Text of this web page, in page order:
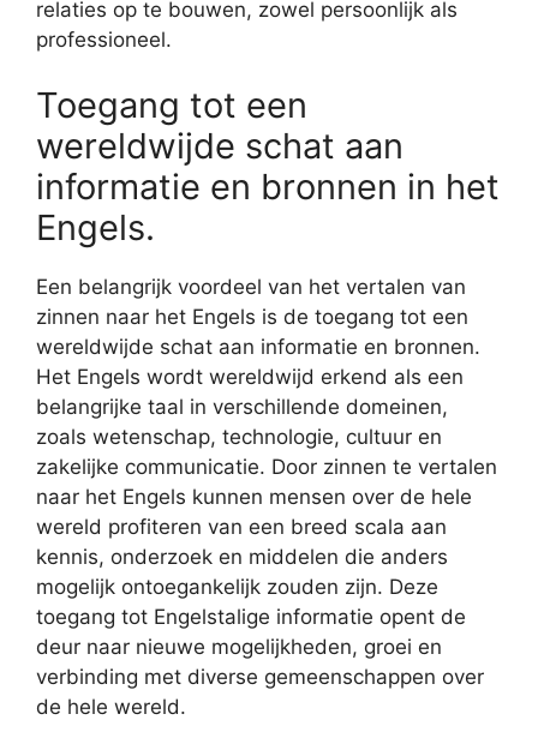
relaties op te bouwen, zowel persoonlijk als
professioneel.
Toegang tot een
wereldwijde schat aan
informatie en bronnen in het
Engels.
Een belangrijk voordeel van het vertalen van
zinnen naar het Engels is de toegang tot een
wereldwijde schat aan informatie en bronnen.
Het Engels wordt wereldwijd erkend als een
belangrijke taal in verschillende domeinen,
zoals wetenschap, technologie, cultuur en
zakelijke communicatie. Door zinnen te vertalen
naar het Engels kunnen mensen over de hele
wereld profiteren van een breed scala aan
kennis, onderzoek en middelen die anders
mogelijk ontoegankelijk zouden zijn. Deze
toegang tot Engelstalige informatie opent de
deur naar nieuwe mogelijkheden, groei en
verbinding met diverse gemeenschappen over
de hele wereld.